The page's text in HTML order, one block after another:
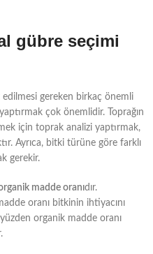
gübre seçimi
gereken birkaç önemli
yaptırmak çok önemlidir. Toprağın
için toprak analizi yaptırmak,
Ayrıca, bitki türüne göre farklı
gerekir.
madde oranıdır.
oranı bitkinin ihtiyacını
organik madde oranı